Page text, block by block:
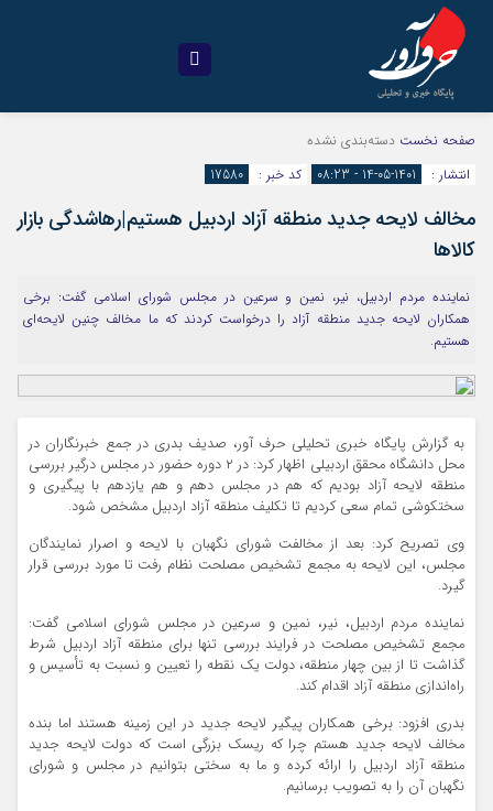
صفحه نخست دسته‌بندی نشده
انتشار :
1401-05-14 - 08:23 کد خبر : 17580
مخالف لایحه جدید منطقه آزاد اردبیل هستیم|رهاشدگی بازار
کالاها
نماینده مردم اردبیل، نیر، نمین و سرعین در مجلس شورای اسلامی گفت: برخی
همکاران لایحه جدید منطقه آزاد را درخواست کردند که ما مخالف چنین لایحه‌ای
هستیم.
به گزارش پايگاه خبري تحليلي حرف آور، صدیف بدری در جمع خبرنگاران در
محل دانشگاه محقق اردبیلی اظهار کرد: در ۲ دوره حضور در مجلس درگیر بررسی
منطقه لایحه آزاد بودیم که هم در مجلس دهم و هم یازدهم با پیگیری و
سختکوشی تمام سعی کردیم تا تکلیف منطقه آزاد اردبیل مشخص شود.
وی تصریح کرد: بعد از مخالفت شورای نگهبان با لایحه و اصرار نمایندگان
مجلس، این لایحه به مجمع تشخیص مصلحت نظام رفت تا مورد بررسی قرار
گیرد.
نماینده مردم اردبیل، نیر، نمین و سرعین در مجلس شورای اسلامی گفت:
مجمع تشخیص مصلحت در فرایند بررسی تنها برای منطقه آزاد اردبیل شرط
گذاشت تا از بین چهار منطقه، دولت یک نقطه را تعیین و نسبت به تأسیس و
راه‌اندازی منطقه آزاد اقدام کند.
بدری افزود: برخی همکاران پیگیر لایحه جدید در این زمینه هستند اما بنده
مخالف لایحه جدید هستم چرا که ریسک بزرگی است که دولت لایحه جدید
منطقه آزاد اردبیل را ارائه کرده و ما به سختی بتوانیم در مجلس و شورای
نگهبان آن را به تصویب برسانیم.